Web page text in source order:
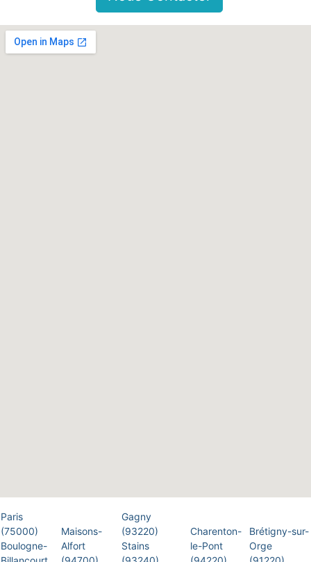
Paris
(75000)
Boulogne-
Maisons-
Alfort
Gagny
(93220)
Stains
Charenton-
le-Pont
Brétigny-sur-
Orge